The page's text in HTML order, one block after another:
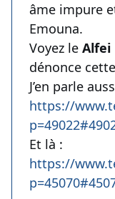
âme impure
Emouna.
Voyez le Alfei
dénonce
J’en parle
https://
Et là :
https://